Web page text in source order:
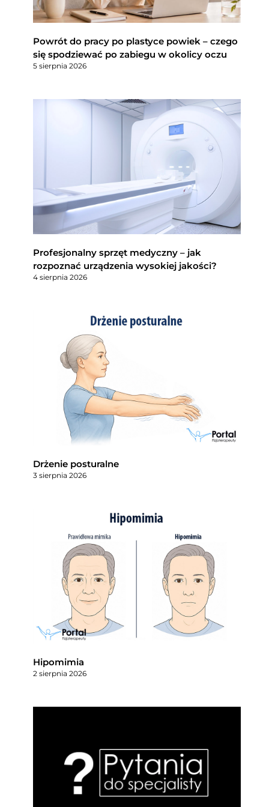
Powrót do pracy po plastyce powiek – czego
się spodziewać po zabiegu w okolicy oczu
5 sierpnia 2026
Profesjonalny sprzęt medyczny – jak
rozpoznać urządzenia wysokiej jakości?
4 sierpnia 2026
Drżenie posturalne
3 sierpnia 2026
Hipomimia
2 sierpnia 2026